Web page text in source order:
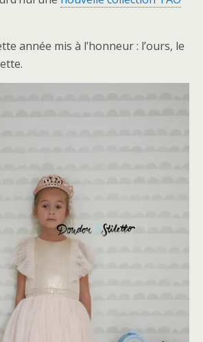
année mis à l’honneur : l’ours, le